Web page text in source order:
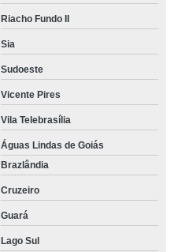
Riacho Fundo II
Sia
Sudoeste
Vicente Pires
Vila Telebrasília
Águas Lindas de Goiás
Brazlândia
Cruzeiro
Guará
Lago Sul